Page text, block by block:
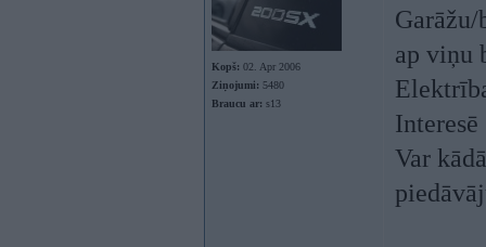
Kopš: 02. Apr 2006
Ziņojumi: 5480
Braucu ar: s13
ap viņu
Var